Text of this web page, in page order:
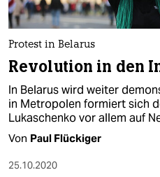
Protest in Belarus
Revolution in den
In Belarus wird weiter
in Metropolen formiert sich
Lukaschenko vor allem auf
Von Paul Flückiger
25.10.2020